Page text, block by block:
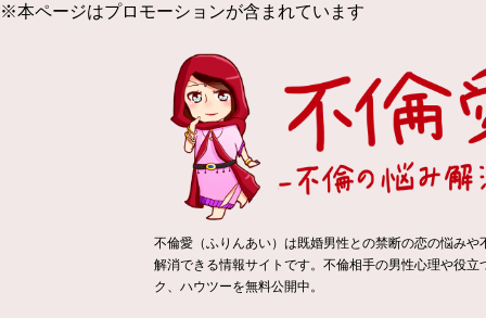
※本ページはプロモーションが含まれています
不倫愛（ふりんあい）は既婚男性との禁断の恋の悩みや
解消できる情報サイトです。不倫相手の男性心理や役立
ク、ハウツーを無料公開中。